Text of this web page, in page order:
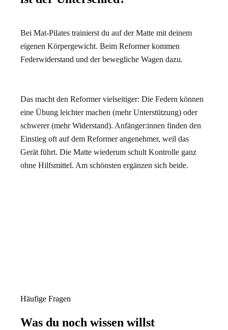
Bei Mat-Pilates trainierst du auf der Matte mit deinem
eigenen Körpergewicht. Beim Reformer kommen
Federwiderstand und der bewegliche Wagen dazu.
Das macht den Reformer vielseitiger: Die Federn können
eine Übung leichter machen (mehr Unterstützung) oder
schwerer (mehr Widerstand). Anfänger:innen finden den
Einstieg oft auf dem Reformer angenehmer, weil das
Gerät führt. Die Matte wiederum schult Kontrolle ganz
ohne Hilfsmittel. Am schönsten ergänzen sich beide.
Häufige Fragen
Was du noch wissen willst